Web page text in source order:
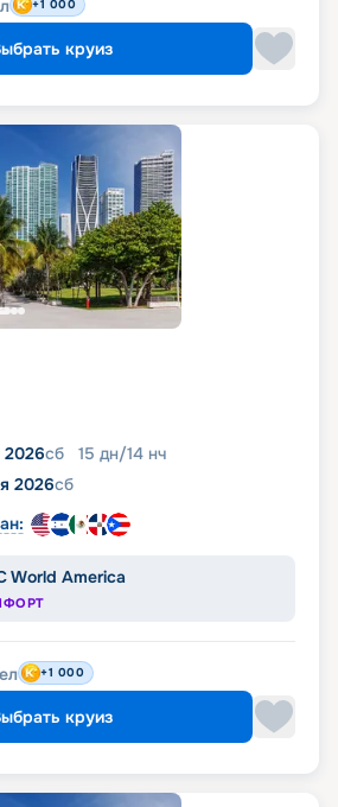
+1 000
круиз
2026сб 15 дн/14 нч
2026сб
World America
+1 000
круиз